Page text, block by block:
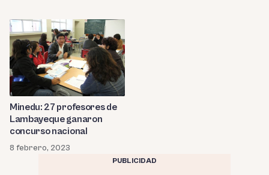
Minedu: 27 profesores de
Lambayeque ganaron
concurso nacional
8 febrero, 2023
PUBLICIDAD